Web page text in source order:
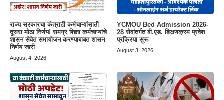
राज्य सरकारचा कंत्राटी कर्मचाऱ्यांसाठी
दूसरा मोठा निर्णय! समग्र शिक्षा कर्मचाऱ्यांचे
शासन सेवेत समायोजन करण्याबाबत शासन
निर्णय जारी
August 4, 2026
YCMOU Bed Admission 2026-
28 सेवांतर्गत बी.एड. शिक्षणक्रम प्रवेश
प्रक्रिया सुरू
August 3, 2026